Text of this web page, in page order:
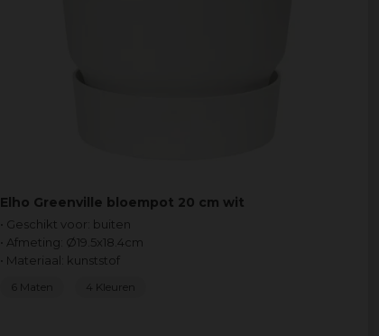
Elho Greenville bloempot 20 cm wit
• Geschikt voor: buiten
• Afmeting: Ø19.5x18.4cm
• Materiaal: kunststof
6 Maten 4 Kleuren